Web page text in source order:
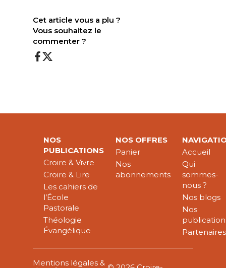
Cet article vous a plu ?
Vous souhaitez le
commenter ?
NOS
PUBLICATIONS
Croire & Vivre
Croire & Lire
Les cahiers de
l’École
Pastorale
Théologie
Évangélique
NOS OFFRES
Panier
Nos
abonnements
Accueil
Qui
sommes-
nous ?
Nos blogs
Nos
Partenaires
Mentions légales &